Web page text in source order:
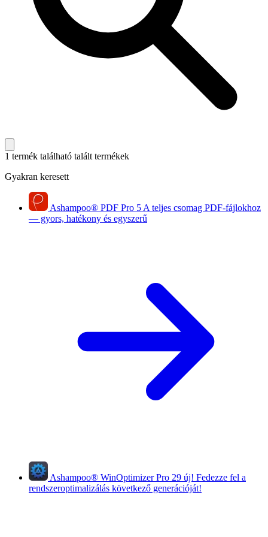
1 termék található talált termékek
Gyakran keresett
Ashampoo® PDF Pro 5 A teljes csomag PDF-fájlokhoz
— gyors, hatékony és egyszerű
Ashampoo® WinOptimizer Pro 29 új! Fedezze fel a
rendszeroptimalizálás következő generációját!